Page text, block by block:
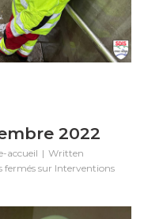
2022
accueil
Written
fermés sur Interventions